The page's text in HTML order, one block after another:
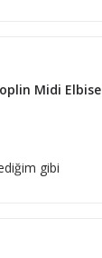
Midi Elbise
gibi